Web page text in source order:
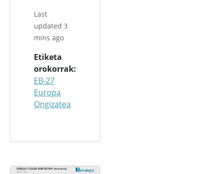
Last
updated 3
mins ago
Etiketa
orokorrak
EB-27
Europa
Ongizatea